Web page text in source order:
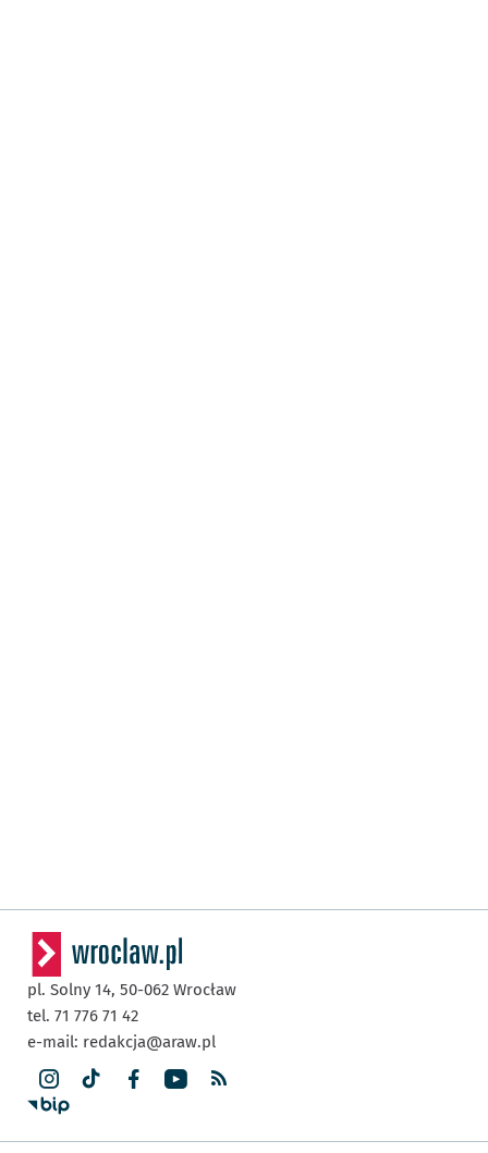
pl. Solny 14, 50-062 Wrocław
tel. 71 776 71 42
e-mail: redakcja@araw.pl